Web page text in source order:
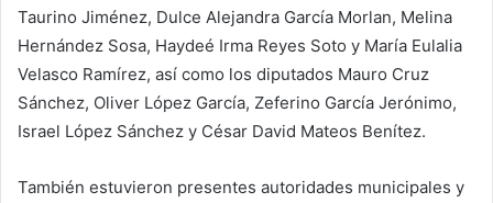
Taurino Jiménez, Dulce Alejandra García Morlan, Melina
Hernández Sosa, Haydeé Irma Reyes Soto y María Eulalia
Velasco Ramírez, así como los diputados Mauro Cruz
Sánchez, Oliver López García, Zeferino García Jerónimo,
Israel López Sánchez y César David Mateos Benítez.
También estuvieron presentes autoridades municipales y